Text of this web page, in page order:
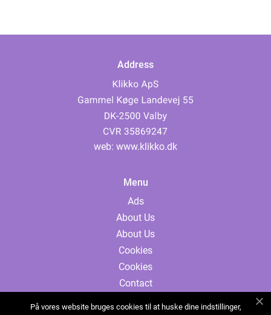
Address
web: www.klikko.dk
Menu
Ads
About Us
About Us
Cookies
Cookies
Contact
På vores website bruges cookies til at huske dine indstillinger,